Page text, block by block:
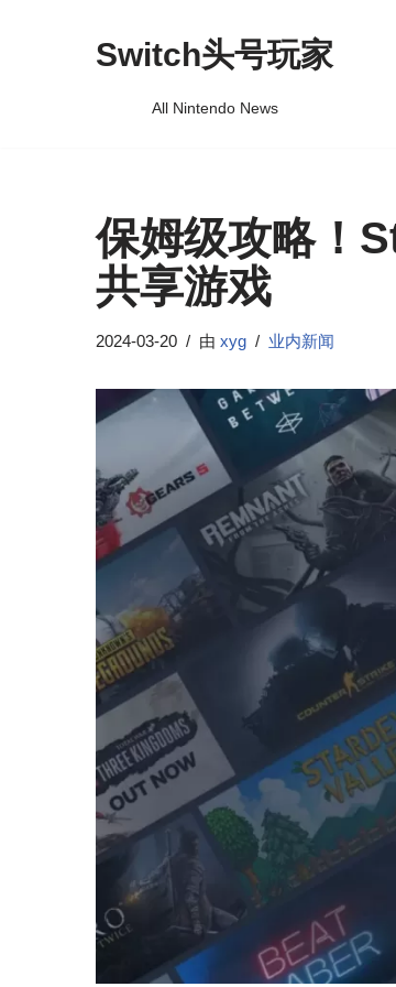
Switch头号玩家
All Nintendo News
保姆级攻略！
共享游戏
2024-03-20 由 xyg 业内新闻